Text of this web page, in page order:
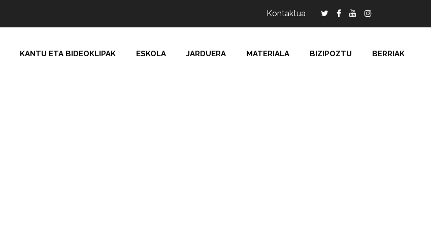
Kontaktua
KANTU ETA BIDEOKLIPAK ESKOLA JARDUERA MATERIALA BIZIPOZTU BERRIAK